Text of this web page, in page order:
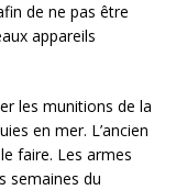
de ne pas être
appareils
les munitions de la
en mer. L’ancien
faire. Les armes
semaines du